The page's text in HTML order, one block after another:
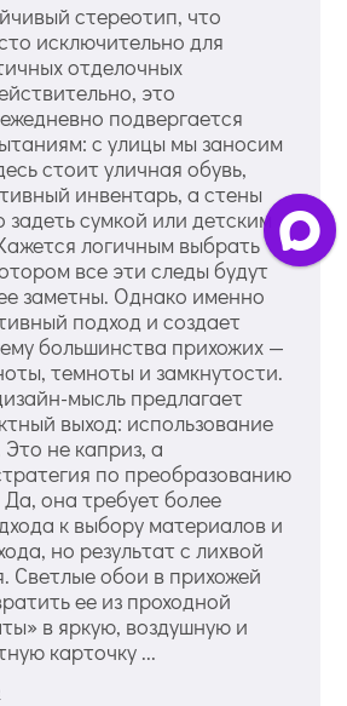
стереотип, что
исключительно для
отделочных
это
подвергается
с улицы мы заносим
стоит уличная обувь,
инвентарь, а стены
задеть сумкой или детским
логичным выбрать
все эти следы будут
заметны. Однако именно
подход и создает
большинства прихожих —
темноты и замкнутости.
мысль предлагает
выход: использование
не каприз, а
по преобразованию
она требует более
к выбору материалов и
но результат с лихвой
Светлые обои в прихожей
ее из проходной
в яркую, воздушную и
карточку ...